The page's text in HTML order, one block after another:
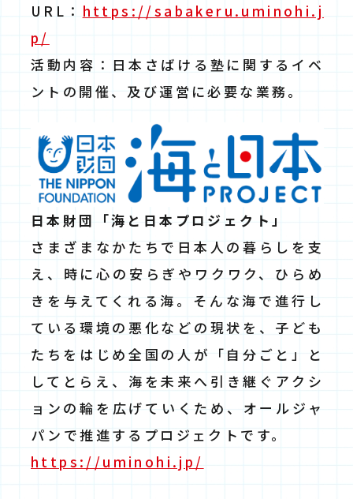
URL： https://sabakeru.uminohi.j
p/
活動内容：日本さばける塾に関するイベ
ントの開催、及び運営に必要な業務。
日本財団「海と日本プロジェクト」
さまざまなかたちで日本人の暮らしを支
え、時に心の安らぎやワクワク、ひらめ
きを与えてくれる海。そんな海で進行し
ている環境の悪化などの現状を、子ども
たちをはじめ全国の人が「自分ごと」と
してとらえ、海を未来へ引き継ぐアクシ
ョンの輪を広げていくため、オールジャ
パンで推進するプロジェクトです。
https://uminohi.jp/